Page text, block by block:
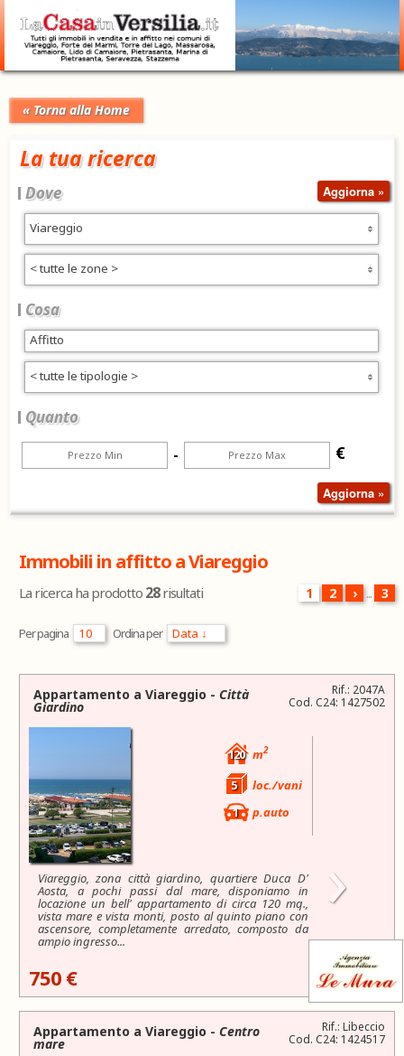
« Torna alla Home
La tua ricerca
Dove
Viareggio
< tutte le zone >
Cosa
< tutte le tipologie >
Quanto
- €
Immobili in affitto a Viareggio
La ricerca ha prodotto 28risultati 1 2 › ... 3
Per pagina Ordina per
Rif.: 2047A
Cod. C24: 1427502
Appartamento a Viareggio - Città
Giardino
120 m2
5
loc./vani
1
p.auto
Viareggio, zona città giardino, quartiere Duca D'
Aosta, a pochi passi dal mare, disponiamo in
locazione un bell' appartamento di circa 120 mq.,
vista mare e vista monti, posto al quinto piano con
ascensore, completamente arredato, composto da
ampio ingresso...
›
750 €
Rif.: Libeccio
Cod. C24: 1424517
Appartamento a Viareggio - Centro
mare